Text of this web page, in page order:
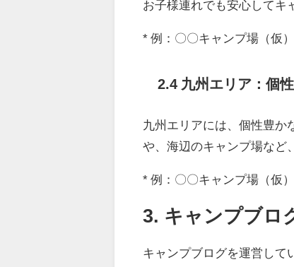
お子様連れでも安心してキ
* 例：〇〇キャンプ場（仮
2.4 九州エリア：個
九州エリアには、個性豊か
や、海辺のキャンプ場など
* 例：〇〇キャンプ場（仮
3. キャンプブロ
キャンプブログを運営して